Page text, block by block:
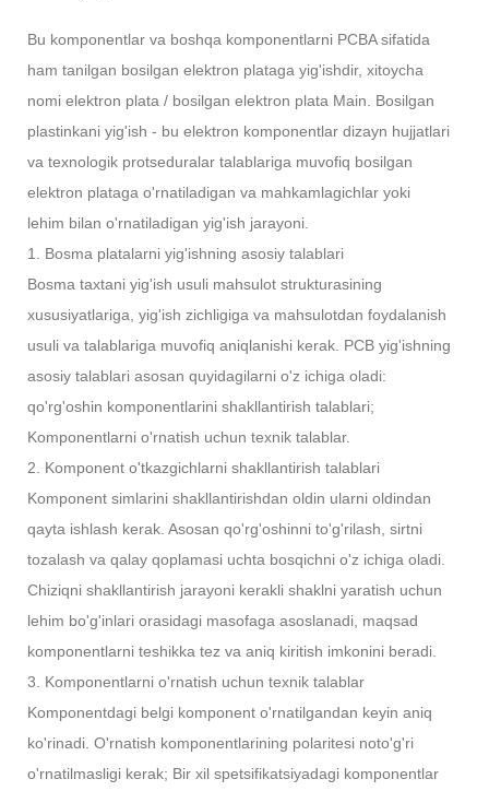
Bu komponentlar va boshqa komponentlarni PCBA sifatida
ham tanilgan bosilgan elektron plataga yig'ishdir, xitoycha
nomi elektron plata / bosilgan elektron plata Main. Bosilgan
plastinkani yig'ish - bu elektron komponentlar dizayn hujjatlari
va texnologik protseduralar talablariga muvofiq bosilgan
elektron plataga o'rnatiladigan va mahkamlagichlar yoki
lehim bilan o'rnatiladigan yig'ish jarayoni.
1. Bosma platalarni yig'ishning asosiy talablari
Bosma taxtani yig'ish usuli mahsulot strukturasining
xususiyatlariga, yig'ish zichligiga va mahsulotdan foydalanish
usuli va talablariga muvofiq aniqlanishi kerak. PCB yig'ishning
asosiy talablari asosan quyidagilarni o'z ichiga oladi:
qo'rg'oshin komponentlarini shakllantirish talablari;
Komponentlarni o'rnatish uchun texnik talablar.
2. Komponent o'tkazgichlarni shakllantirish talablari
Komponent simlarini shakllantirishdan oldin ularni oldindan
qayta ishlash kerak. Asosan qo'rg'oshinni to'g'rilash, sirtni
tozalash va qalay qoplamasi uchta bosqichni o'z ichiga oladi.
Chiziqni shakllantirish jarayoni kerakli shaklni yaratish uchun
lehim bo'g'inlari orasidagi masofaga asoslanadi, maqsad
komponentlarni teshikka tez va aniq kiritish imkonini beradi.
3. Komponentlarni o'rnatish uchun texnik talablar
Komponentdagi belgi komponent o'rnatilgandan keyin aniq
ko'rinadi. O'rnatish komponentlarining polaritesi noto'g'ri
o'rnatilmasligi kerak; Bir xil spetsifikatsiyadagi komponentlar